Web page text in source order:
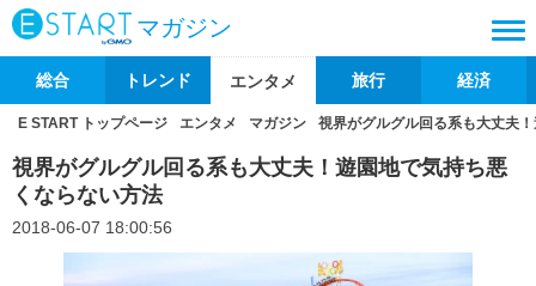
マガジン
総合 トレンド エンタメ 旅行 経済
E START トップページ エンタメ マガジン 視界がグルグル回る系も大丈夫
視界がグルグル回る系も大丈夫！遊園地で気持ち悪
くならない方法
2018-06-07 18:00:56